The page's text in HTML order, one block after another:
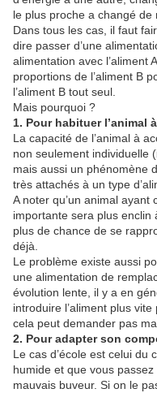
le plus proche a changé de
Dans tous les cas, il faut
dire passer d’une
alimentation avec l’aliment
proportions de l’aliment B
l’aliment B tout seul.
Mais pourquoi ?
1. Pour habituer l’animal
La capacité de l’animal à
non seulement individuelle
mais aussi un phénomène
très attachés à un type
A noter qu’un animal
importante sera plus enclin
plus de chance de se
déjà.
Le problème existe aussi
une alimentation de
évolution lente, il y a en
introduire l’aliment plus
cela peut demander pas
2. Pour adapter son
Le cas d’école est celui du
humide et que vous
mauvais buveur. Si on le